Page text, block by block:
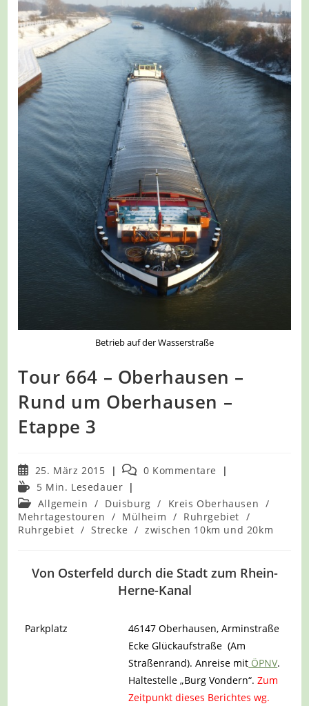
Betrieb auf der Wasserstraße
Tour 664 – Oberhausen –
Rund um Oberhausen –
Etappe 3
Beitrag
veröffentlicht:
25. März 2015
Beitrags-
Kommentare:
0 Kommentare
Lesedauer:
5 Min. Lesedauer
Beitrags-
Kategorie:
Allgemein / Duisburg / Kreis Oberhausen /
Mehrtagestouren / Mülheim / Ruhrgebiet /
Ruhrgebiet / Strecke / zwischen 10km und 20km
Von Osterfeld durch die Stadt zum Rhein-
Herne-Kanal
Parkplatz
46147 Oberhausen, Arminstraße
Ecke Glückaufstraße (Am
Straßenrand). Anreise mit ÖPNV.
Haltestelle „Burg Vondern“.Zum
Zeitpunkt dieses Berichtes wg.